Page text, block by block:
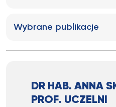
Wybrane publikacje
DR HAB. ANNA
PROF. UCZELNI